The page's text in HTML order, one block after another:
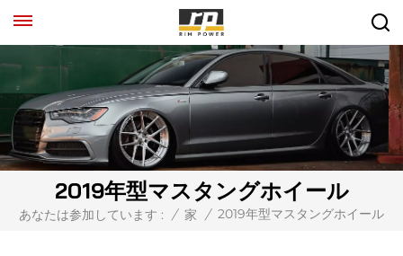
2019年型マスタングホイール
あなたは参加しています : / 家 / 2019年型マスタングホイール